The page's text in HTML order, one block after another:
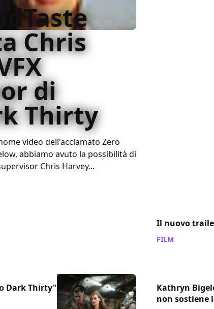
Chris
di
Thirty
video dell'acclamato Zero
abbiamo avuto la possibilità di
Chris Harvey...
Il nuovo
FILM
Dark Thirty"
Kathryn
non sostiene